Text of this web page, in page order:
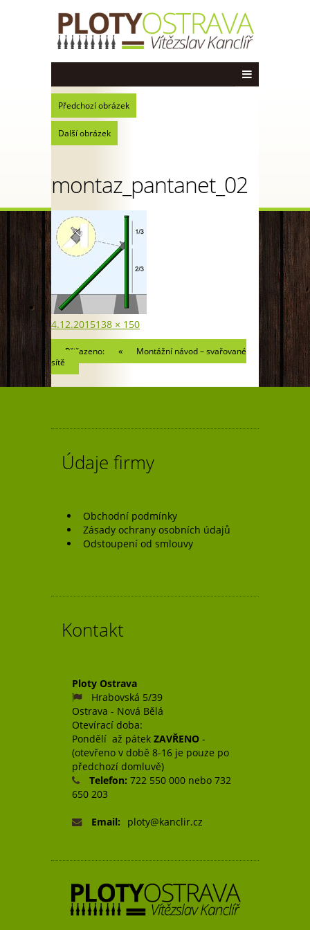
Předchozí obrázek
Další obrázek
montaz_pantanet_02
Publikováno:
4.12.2015Původní
velikost:
138 × 150
Navigace
pro
Přiřazeno:
Montážní návod – svařované
sítě
Údaje firmy
Obchodní podmínky
Zásady ochrany osobních údajů
Odstoupení od smlouvy
Kontakt
Ploty Ostrava
Hrabovská 5/39
Ostrava - Nová Bělá
Otevírací doba:
Pondělí až pátek ZAVŘENO -
(otevřeno v době 8-16 je pouze po
předchozí domluvě)
Telefon: 722 550 000 nebo 732
650 203
Email: ploty@kanclir.cz